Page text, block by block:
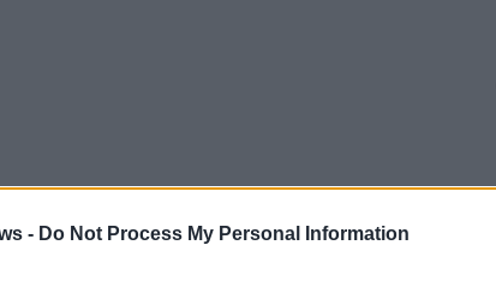
- Do Not Process My Personal Information